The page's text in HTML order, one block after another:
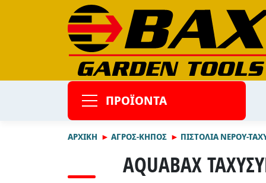
ΠΡΟΪΟΝΤΑ
ΑΡΧΙΚΉ ΑΓΡΟΣ-ΚΗΠΟΣ ΠΙΣΤΟΛΙΑ ΝΕΡΟΥ-
AQUABAX